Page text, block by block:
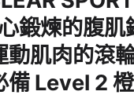
鍛煉的腹肌
動肌肉的滾
備 Level 2